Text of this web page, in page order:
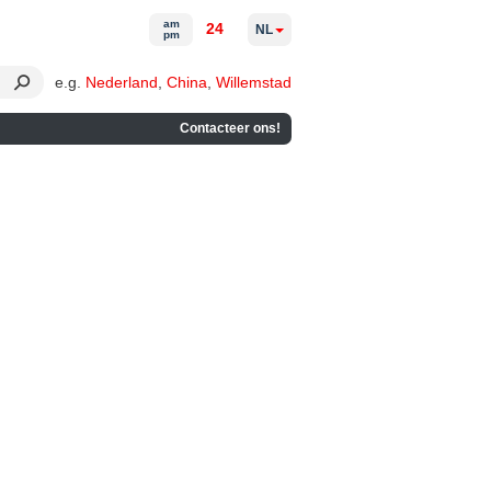
e.g. Nederland China Willemstad
Contacteer ons!
am
pm
24 NL